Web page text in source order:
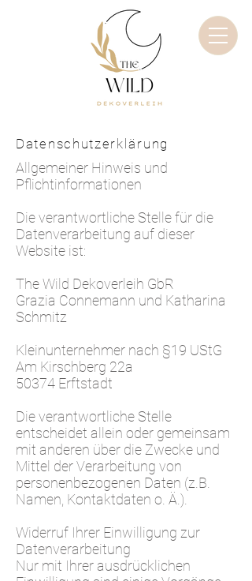
Datenschutzerklärung
Allgemeiner Hinweis und
Pflichtinformationen
Die verantwortliche Stelle für die
Datenverarbeitung auf dieser
Website ist:
The Wild Dekoverleih GbR
Grazia Connemann und Katharina
Schmitz
Kleinunternehmer nach §19 UStG
Am Kirschberg 22a
50374 Erftstadt
Die verantwortliche Stelle
entscheidet allein oder gemeinsam
mit anderen über die Zwecke und
Mittel der Verarbeitung von
personenbezogenen Daten (z.B.
Namen, Kontaktdaten o. Ä.).
Widerruf Ihrer Einwilligung zur
Datenverarbeitung
Nur mit Ihrer ausdrücklichen